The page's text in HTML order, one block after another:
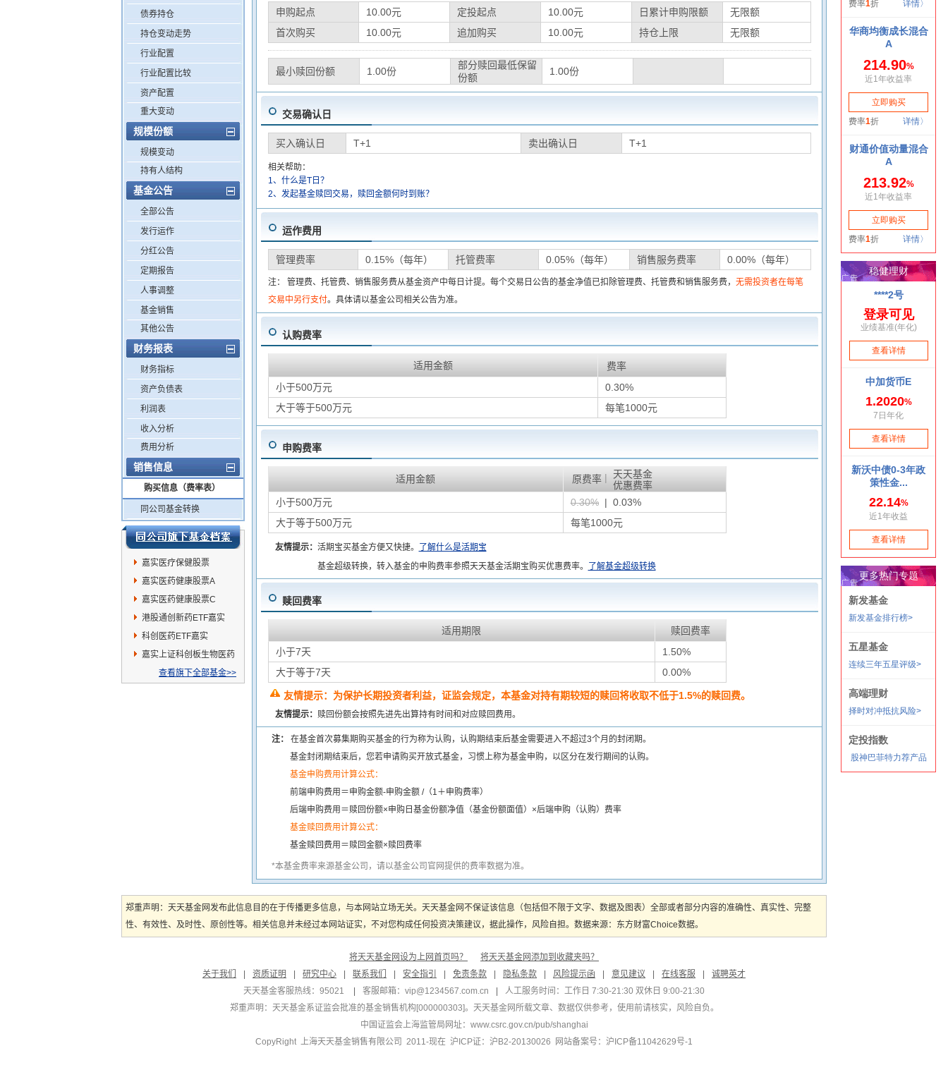
债券持仓
持仓变动走势
行业配置
行业配置比较
资产配置
重大变动
规模份额
规模变动
持有人结构
基金公告
全部公告
发行运作
分红公告
定期报告
人事调整
基金销售
其他公告
财务报表
财务指标
资产负债表
利润表
收入分析
费用分析
销售信息
购买信息（费率表）
同公司基金转换
嘉实医疗保健股票
嘉实医药健康股票A
嘉实医药健康股票C
港股通创新药ETF嘉实
科创医药ETF嘉实
嘉实上证科创板生物医药
ETF发起联接A
查看旗下全部基金>>
申购起点 10.00元 定投起点 10.00元 日累计申购限额
无限额
首次购买
10.00元 追加购买 10.00元 持仓上限 无限额
最小赎回份额 1.00份
部分赎回最低保留
份额
1.00份
交易确认日
买入确认日 T+1 卖出确认日 T+1
相关帮助：
1、什么是T日？
2、发起基金赎回交易，赎回金额何时到账？
运作费用
管理费率 0.15%（每年） 托管费率 0.05%（每年） 销售服务费率 0.00%（每年）
注： 管理费、托管费、销售服务费从基金资产中每日计提。每个交易日公告的基金净值已扣除管理费、托管费和销售服务费， 无需投资者在每笔
交易中另行支付。具体请以基金公司相关公告为准。
认购费率
适用金额
费率
小于500万元
0.30%
大于等于500万元
每笔1000元
申购费率
适用金额 原费率 |
天天基金
优惠费率
小于500万元
0.30%| 0.03%
大于等于500万元
每笔1000元
友情提示： 活期宝买基金方便又快捷。
了解什么是活期宝
基金超级转换，转入基金的申购费率参照天天基金活期宝购买优惠费率。
了解基金超级转换
赎回费率
适用期限
赎回费率
小于7天
1.50%
大于等于7天
0.00%
友情提示：为保护长期投资者利益，证监会规定，本基金对持有期较短的赎回将收取不低于1.5%的赎回费。
友情提示： 赎回份额会按照先进先出算持有时间和对应赎回费用。
注： 在基金首次募集期购买基金的行为称为认购，认购期结束后基金需要进入不超过3个月的封闭期。
基金封闭期结束后，您若申请购买开放式基金，习惯上称为基金申购，以区分在发行期间的认购。
基金申购费用计算公式：
前端申购费用＝申购金额-申购金额 /（1＋申购费率）
后端申购费用＝赎回份额×申购日基金份额净值（基金份额面值）×后端申购（认购）费率
基金赎回费用计算公式：
基金赎回费用＝赎回金额×赎回费率
*本基金费率来源基金公司，请以基金公司官网提供的费率数据为准。
郑重声明：天天基金网发布此信息目的在于传播更多信息，与本网站立场无关。天天基金网不保证该信息（包括但不限于文字、数据及图表）全部或者部分内容的准确性、真实性、完整
性、有效性、及时性、原创性等。相关信息并未经过本网站证实，不对您构成任何投资决策建议，据此操作，风险自担。数据来源：东方财富Choice数据。
将天天基金网设为上网首页吗？
将天天基金网添加到收藏夹吗？
关于我们
资质证明 研究中心 联系我们 安全指引 免责条款 隐私条款 风险提示函 意见建议 在线客服
诚聘英才
天天基金客服热线：95021
客服邮箱： vip@1234567.com.cn
人工服务时间：工作日 7:30-21:30 双休日 9:00-21:30
郑重声明： 天天基金系证监会批准的基金销售机构[000000303]。天天基金网所载文章、数据仅供参考，使用前请核实，风险自负。
中国证监会上海监管局网址： www.csrc.gov.cn/pub/shanghai
CopyRight 上海天天基金销售有限公司 2011-现在 沪ICP证：沪B2-20130026
网站备案号：沪ICP备11042629号-1